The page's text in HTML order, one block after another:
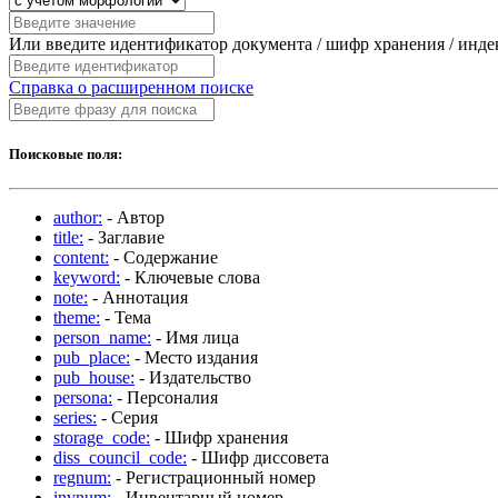
Или введите идентификатор документа / шифр хранения /
Справка о расширенном поиске
Поисковые поля:
author: - Автор
title: - Заглавие
content: - Содержание
keyword: - Ключевые слова
note: - Аннотация
theme: - Тема
person_name: - Имя лица
pub_place: - Место издания
pub_house: - Издательство
persona: - Персоналия
series: - Серия
storage_code: - Шифр хранения
diss_council_code: - Шифр диссовета
regnum: - Регистрационный номер